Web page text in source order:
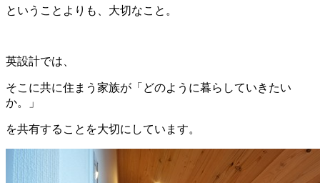
ということよりも、大切なこと。
英設計では、
そこに共に住まう家族が「どのように暮らしていきたい
か。」
を共有することを大切にしています。